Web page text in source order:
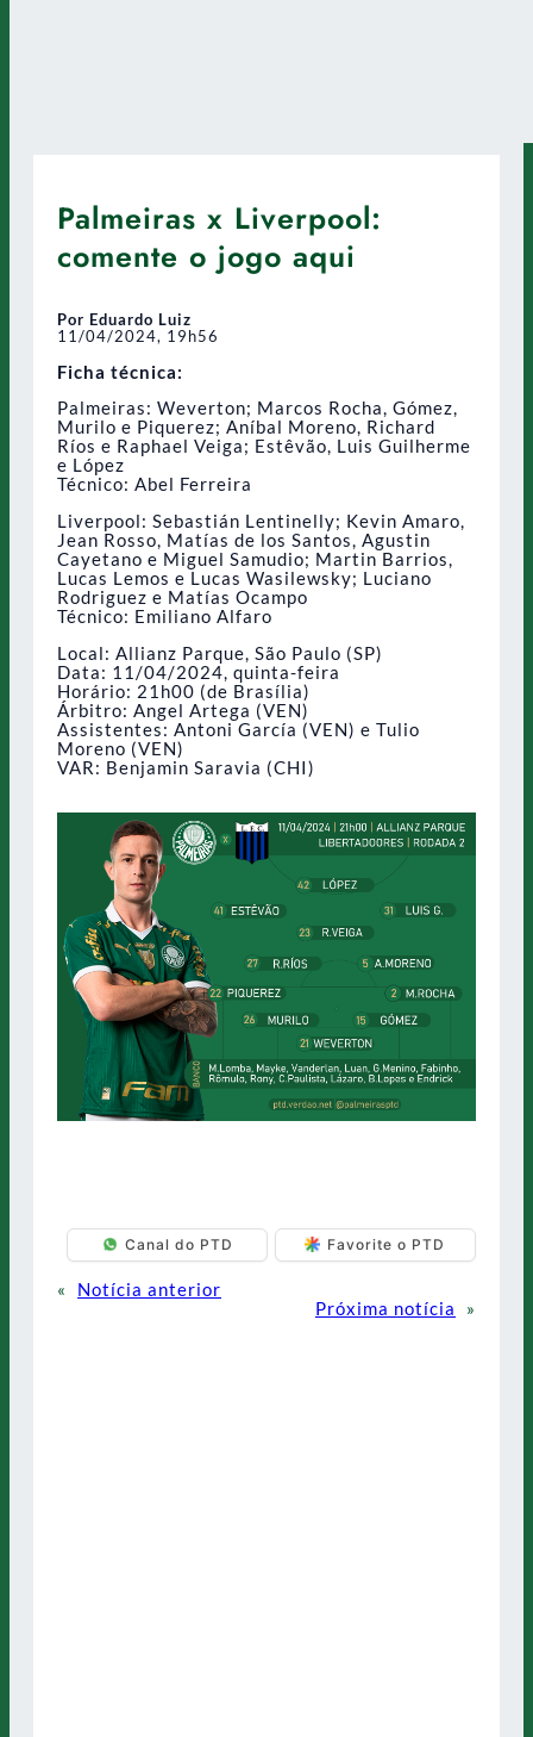
Palmeiras x Liverpool:
comente o jogo aqui
Por Eduardo Luiz
11/04/2024, 19h56
Ficha técnica:
Palmeiras: Weverton; Marcos Rocha, Gómez,
Murilo e Piquerez; Aníbal Moreno, Richard
Ríos e Raphael Veiga; Estêvão, Luis Guilherme
e López
Técnico: Abel Ferreira
Liverpool: Sebastián Lentinelly; Kevin Amaro,
Jean Rosso, Matías de los Santos, Agustin
Cayetano e Miguel Samudio; Martin Barrios,
Lucas Lemos e Lucas Wasilewsky; Luciano
Rodriguez e Matías Ocampo
Técnico: Emiliano Alfaro
Local: Allianz Parque, São Paulo (SP)
Data: 11/04/2024, quinta-feira
Horário: 21h00 (de Brasília)
Árbitro: Angel Artega (VEN)
Assistentes: Antoni García (VEN) e Tulio
Moreno (VEN)
VAR: Benjamin Saravia (CHI)
Canal do PTD Favorite o PTD
«
Notícia anterior
Próxima notícia
»